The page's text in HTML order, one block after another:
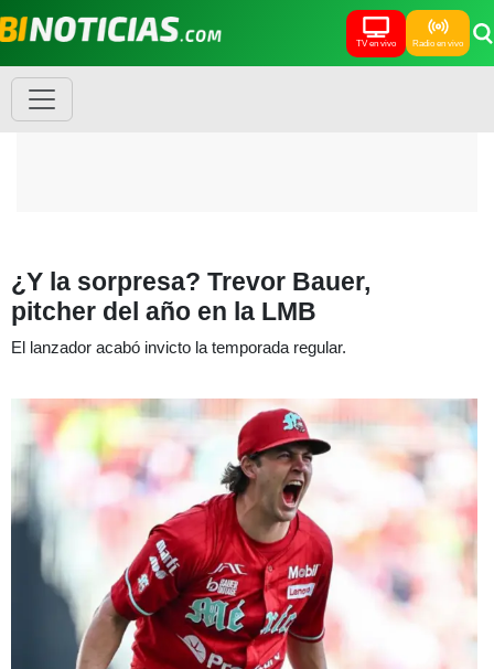
TV en vivo Radio en vivo
¿Y la sorpresa? Trevor Bauer,
pitcher del año en la LMB
El lanzador acabó invicto la temporada regular.